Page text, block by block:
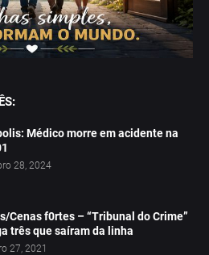
Médico morre em acidente na
28, 2024
Cenas f0rtes – “Tribunal do Crime”
três que saíram da linha
27, 2021